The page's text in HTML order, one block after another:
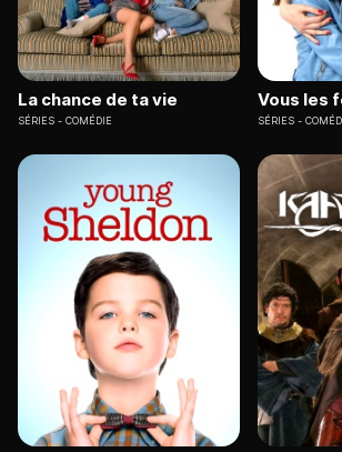
La chance de ta vie
SÉRIES COMÉDIE
Vous les
SÉRIES